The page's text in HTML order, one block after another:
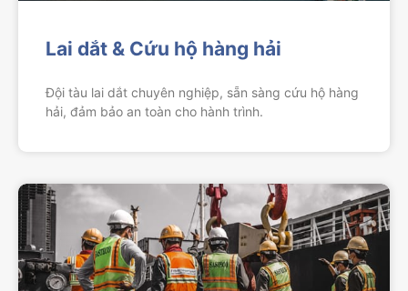
Lai dắt & Cứu hộ hàng hải
Đội tàu lai dắt chuyên nghiệp, sẵn sàng cứu hộ hàng
hải, đảm bảo an toàn cho hành trình.